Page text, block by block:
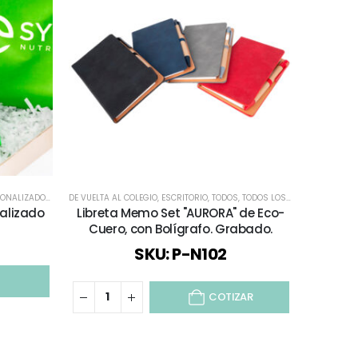
ESCRITORIO,MOCHILAS Y BOLSOS,MORRALES
DE VUELTA AL COLEGIO, ESCRITORIO, TODOS, TODOS LOS CUADERNOS Y LIBRETAS
Libreta Memo Set "AURORA" de Eco-
Cuero, con Bolígrafo. Grabado.
SKU: P-N102
COTIZAR